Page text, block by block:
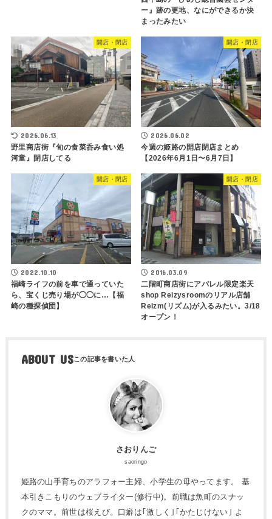
ー』跡の更地、なにができるか決
まったみたい
開店・閉店
2026.06.13
野里商店街『旬の食菜呑み食い処
河童』閉店してる
開店・閉店
2026.06.02
今週の姫路の開店閉店まとめ
【2026年6月1日〜6月7日】
開店・閉店
2022.10.10
福崎ライフの前を車で通っていた
ら、宝くじ売り場が◯◯に…【福
崎の種探偵団】
開店・閉店
2016.03.09
二階町商店街にアパレル限定楽天
shop Reizysroomのリアル店舗
Reizm(リズム)が入るみたい。3/18
オープン！
ABOUT US
さおりんご
saoringo
姫路の山手育ちのアラフォー主婦、小学生の母やってます。 基
本引きこもりのウェブライター(修行中)。前職は魚町のスナッ
クのママ。前世は桜えび。口癖は｢激しく｣｢かたじけない｣ よ